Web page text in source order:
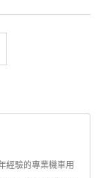
經驗的專業機車用